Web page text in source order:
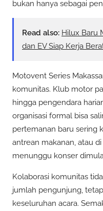
bukan hanya sebagai
Read also: Hilux Baru
dan EV Siap Kerja
Motovent Series
komunitas. Klub motor
hingga pengendara
organisasi formal bisa
pertemanan baru sering
antrean makanan, atau
menunggu konser
Kolaborasi komunitas
jumlah pengunjung,
keseluruhan acara.